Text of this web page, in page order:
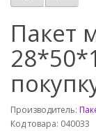
Пакет
Производитель:
Код товара: 040033